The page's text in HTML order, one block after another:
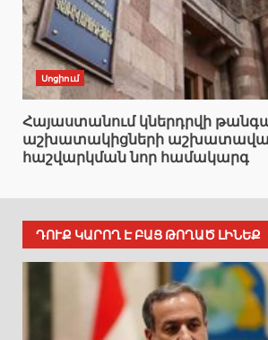
Սոցիում
Հայաստանում կներդրվի
աշխատակիցների
հաշվարկման նոր համակարգ
ԴՈՒՔ ԿԱՐՈՂ Է ԲԱՑ ԹՈՂԱԾ ԼԻՆԵՔ